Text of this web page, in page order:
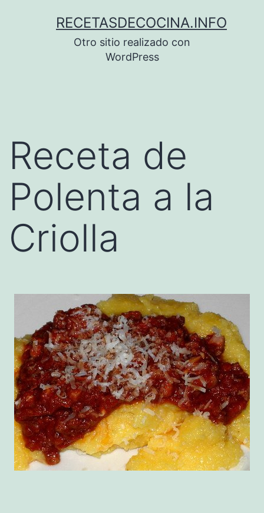
RECETASDECOCINA.INFO
Otro sitio realizado con
WordPress
Receta de
Polenta a la
Criolla